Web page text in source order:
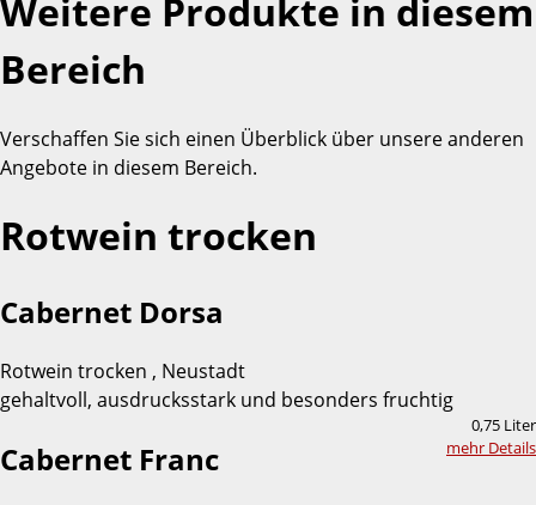
Weitere Produkte in diesem
Bereich
Verschaffen Sie sich einen Überblick über unsere anderen
Angebote in diesem Bereich.
Rotwein trocken
Cabernet Dorsa
Rotwein trocken , Neustadt
gehaltvoll, ausdrucksstark und besonders fruchtig
0,75 Liter
mehr Details
Cabernet Franc